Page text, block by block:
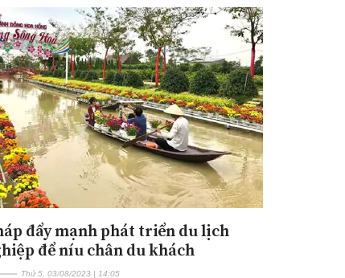
Đăng ký tin tức mới
đẩy mạnh phát triển du lịch
để níu chân du khách
Thứ 5, 03/08/2023 | 14:05